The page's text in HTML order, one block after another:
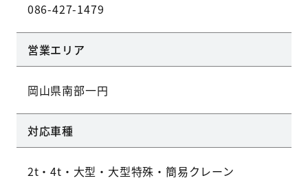
086-427-1479
営業エリア
岡山県南部一円
対応車種
2t・4t・大型・大型特殊・簡易クレーン